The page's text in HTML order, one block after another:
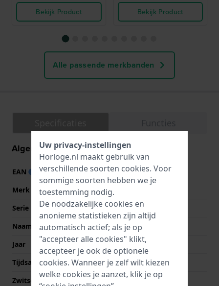
Bekijk Product
Bekijk Product
Alle passende merkbanden
Algemene informatie
EAN
4895164071463
Merk
Ice-Watch
Serie
Ice-Sporty
Naam
ICE Sixty Nine
Jaar
2017 Lente/Zomer
Tijdsaanduiding
Analoog
Zwitsers fabricaat
Nee
Uw privacy-instellingen
Horloge.nl maakt gebruik van
verschillende soorten cookies. Voor
sommige soorten hebben we je
toestemming nodig.
De noodzakelijke cookies en
anonieme statistieken zijn altijd
automatisch actief; als je op
"accepteer alle cookies" klikt,
accepteer je ook de optionele
cookies. Wanneer je zelf wilt kiezen
welke cookies je aanzet, klik je op